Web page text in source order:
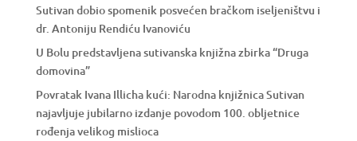
Sutivan dobio spomenik posvećen bračkom iseljeništvu i
dr. Antoniju Rendiću Ivanoviću
U Bolu predstavljena sutivanska knjižna zbirka “Druga
domovina”
Povratak Ivana Illicha kući: Narodna knjižnica Sutivan
najavljuje jubilarno izdanje povodom 100. obljetnice
rođenja velikog mislioca